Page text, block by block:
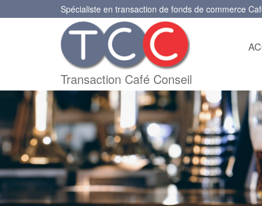
Spécialiste en transaction de fonds de commerce
Transaction Café Conseil